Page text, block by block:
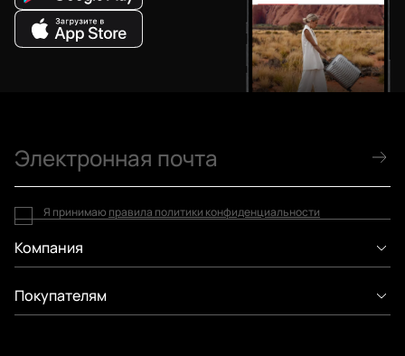
Компания
Покупателям
Я принимаю правила политики конфиденциальности